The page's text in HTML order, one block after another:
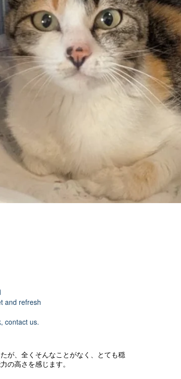
and refresh
contact us.
が、全くそんなことがなく、とても穏
の高さを感じます。